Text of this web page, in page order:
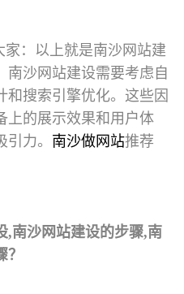
家：以上就是南沙网站建
南沙网站建设需要考虑自
和搜索引擎优化。这些因
上的展示效果和用户体
力。 南沙做网站推荐
,南沙网站建设的步骤,南